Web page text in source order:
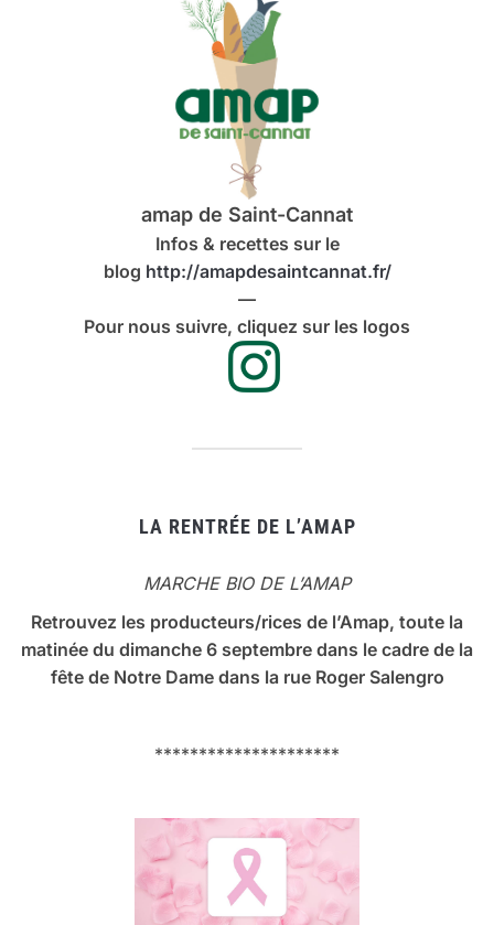
amap de Saint-Cannat
Infos & recettes sur le
blog http://amapdesaintcannat.fr/
—
Pour nous suivre, cliquez sur les logos
LA RENTRÉE DE L’AMAP
MARCHE BIO DE L’AMAP
Retrouvez les producteurs/rices de l’Amap, toute la
matinée du dimanche 6 septembre dans le cadre de la
fête de Notre Dame dans la rue Roger Salengro
*********************